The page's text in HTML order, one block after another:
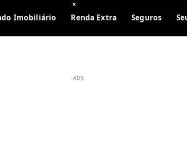
Imobiliário Renda Extra Seguros
ADS
×